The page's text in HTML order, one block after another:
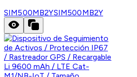
SIM500MB2YSIM500MB2Y